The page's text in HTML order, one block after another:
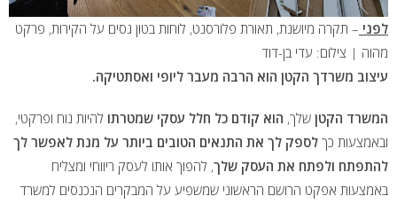
לפני – תקרה מיושנת, תאורת פלורסנט, לוחות בטון גסים על הקירות, פרקט
מהוה | צילום: עדי בן-דוד
עיצוב משרדך הקטן הוא הרבה מעבר ליופי ואסתטיקה.
המשרד הקטן שלך, הוא קודם כל חלל עסקי שמטרתו להיות נוח ופרקטי,
ובאמצעות כך לספק לך את התנאים הטובים ביותר על מנת לאפשר לך
להתפתח ולפתח את העסק שלך, להפוך אותו לעסק ריווחי ומצליח
באמצעות אפקט הרושם הראשוני שמשפיע על המבקרים הנכנסים למשרד